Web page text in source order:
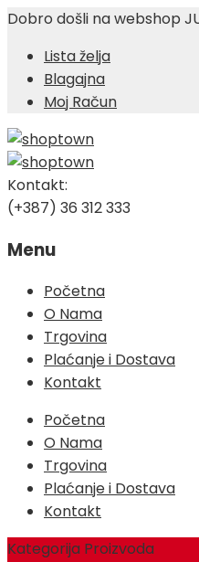
Dobro došli na webshop
Lista želja
Blagajna
Moj Račun
Kontakt:
(+387) 36 312 333
Menu
Skip
content
Početna
O Nama
Trgovina
Plaćanje i Dostava
Kontakt
Početna
O Nama
Trgovina
Plaćanje i Dostava
Kontakt
Kategorija Proizvoda